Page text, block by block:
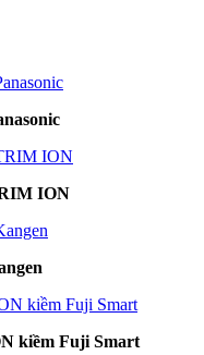
ION
kiềm Fuji Smart